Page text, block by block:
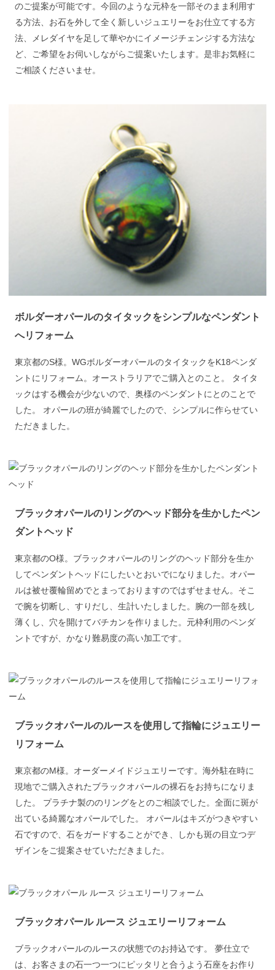
のご提案が可能です。今回のような元枠を一部そのまま利用す
る方法、お石を外して全く新しいジュエリーをお仕立てする方
法、メレダイヤを足して華やかにイメージチェンジする方法な
ど、ご希望をお伺いしながらご提案いたします。是非お気軽に
ご相談くださいませ。
ボルダーオパールのタイタックをシンプルなペンダント
へリフォーム
東京都のS様。WGボルダーオパールのタイタックをK18ペンダ
ントにリフォーム。オーストラリアでご購入とのこと。 タイタ
ックはする機会が少ないので、奥様のペンダントにとのことで
した。 オパールの班が綺麗でしたので、シンプルに作らせてい
ただきました。
ブラックオパールのリングのヘッド部分を生かしたペン
ダントヘッド
東京都のO様。ブラックオパールのリングのヘッド部分を生か
してペンダントヘッドにしたいとおいでになりました。オパー
ルは被せ覆輪留めでとまっておりますのではずせません。そこ
で腕を切断し、すりだし、生計いたしました。腕の一部を残し
薄くし、穴を開けてバチカンを作りました。元枠利用のペンダ
ントですが、かなり難易度の高い加工です。
ブラックオパールのルースを使用して指輪にジュエリー
リフォーム
東京都のM様。オーダーメイドジュエリーです。海外駐在時に
現地でご購入されたブラックオパールの裸石をお持ちになりま
した。 プラチナ製ののリングをとのご相談でした。全面に斑が
出ている綺麗なオパールでした。 オパールはキズがつきやすい
石ですので、石をガードすることができ、しかも斑の目立つデ
ザインをご提案させていただきました。
ブラックオパール ルース ジュエリーリフォーム
ブラックオパールのルースの状態でのお持込です。 夢仕立で
は、お客さまの石一つ一つにピッタリと合うよう石座をお作り